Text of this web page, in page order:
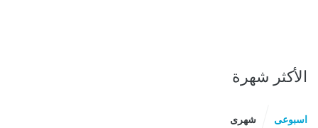
الأكثر شهرة
اسبوعى شهرى